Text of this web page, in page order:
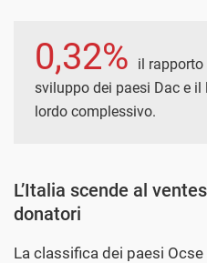
0,32%
il
sviluppo dei paesi Dac e
lordo complessivo.
L’Italia scende al
donatori
La classifica dei paesi